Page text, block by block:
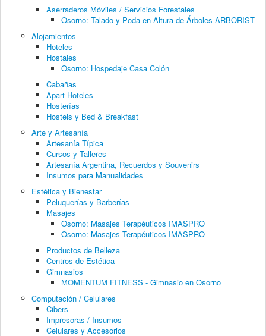
Aserraderos Móviles / Servicios Forestales
Osorno: Talado y Poda en Altura de Árboles ARBORIST
Alojamientos
Hoteles
Hostales
Osorno: Hospedaje Casa Colón
Cabañas
Apart Hoteles
Hosterías
Hostels y Bed & Breakfast
Arte y Artesanía
Artesanía Típica
Cursos y Talleres
Artesanía Argentina, Recuerdos y Souvenirs
Insumos para Manualidades
Estética y Bienestar
Peluquerías y Barberías
Masajes
Osorno: Masajes Terapéuticos IMASPRO
Osorno: Masajes Terapéuticos IMASPRO
Productos de Belleza
Centros de Estética
Gimnasios
MOMENTUM FITNESS - Gimnasio en Osorno
Computación / Celulares
Cibers
Impresoras / Insumos
Celulares y Accesorios